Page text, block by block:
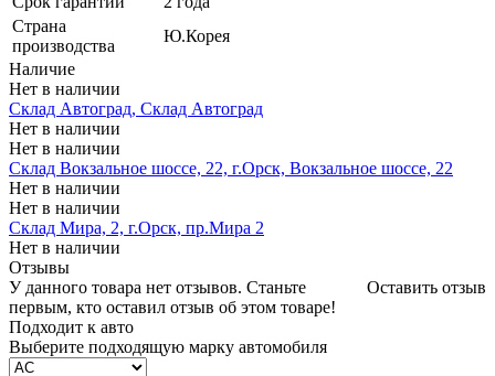
Страна
производства
Ю.Корея
Наличие
Нет в наличии
Склад Автоград, Склад Автоград
Нет в наличии
Нет в наличии
Склад Вокзальное шоссе, 22, г.Орск, Вокзальное шоссе, 22
Нет в наличии
Нет в наличии
Склад Мира, 2, г.Орск, пр.Мира 2
Нет в наличии
Отзывы
Оставить отзыв
У данного товара нет отзывов. Станьте
первым, кто оставил отзыв об этом товаре!
Подходит к авто
Выберите подходящую марку автомобиля